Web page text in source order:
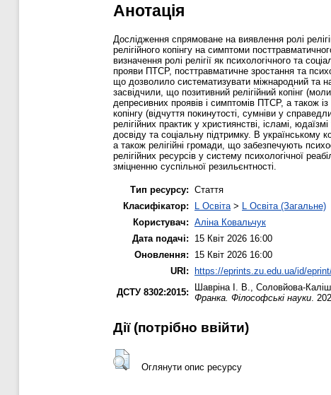
Анотація
Дослідження спрямоване на виявлення ролі
релігійного копінгу на симптоми
визначення ролі релігії як психологічного та
прояви ПТСР, посттравматичне зростання та
що дозволило систематизувати міжнародний та
засвідчили, що позитивний релігійний копінг
депресивних проявів і симптомів ПТСР, а також
копінгу (відчуття покинутості, сумніви у
релігійних практик у християнстві, ісламі,
досвіду та соціальну підтримку. В українському
а також релігійні громади, що забезпечують
релігійних ресурсів у систему психологічної
зміцненню суспільної резильєнтності.
Тип ресурсу: Стаття
Класифікатор:
L Освіта > L Освіта (Загальне)
Користувач: Аліна Ковальчук
Дата подачі:
15 Квіт 2026 16:00
Оновлення:
15 Квіт 2026 16:00
URI: https://eprints.zu.edu.ua/id/
ДСТУ 8302:2015:
Шавріна І. В. Соловйова-
Франка. Філософські науки .
Дії ​​(потрібно ввійти)
Оглянути опис ресурсу